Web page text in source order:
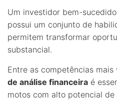
Um investidor bem-
possui um conjunto de
permitem transformar
substancial.
Entre as competências mais
de análise financeira é
motos com alto potencial de